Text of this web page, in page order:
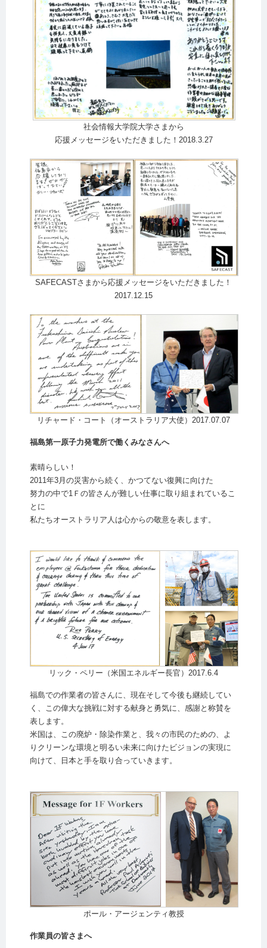
社会情報大学院大学さまから
応援メッセージをいただきました！2018.3.27
SAFECASTさまから応援メッセージをいただきました！
2017.12.15
リチャード・コート（オーストラリア大使）2017.07.07
福島第一原子力発電所で働くみなさんへ
素晴らしい！
2011年3月の災害から続く、かつてない復興に向けた
努力の中で1Ｆの皆さんが難しい仕事に取り組まれているこ
とに
私たちオーストラリア人は心からの敬意を表します。
リック・ペリー（米国エネルギー長官）2017.6.4
福島での作業者の皆さんに、現在そして今後も継続してい
く、この偉大な挑戦に対する献身と勇気に、感謝と称賛を
表します。
米国は、この廃炉・除染作業と、我々の市民のための、よ
りクリーンな環境と明るい未来に向けたビジョンの実現に
向けて、日本と手を取り合っていきます。
ポール・アージェンティ教授
作業員の皆さまへ